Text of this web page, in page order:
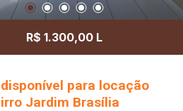
R$ 1.300,00 L
para locação
Jardim Brasília